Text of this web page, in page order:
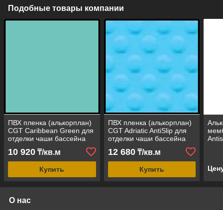
Подобные товары компании
ПВХ пленка (алькорплан)
CGT Caribbean Green для
отделки чаши бассейна
(карибский, ширина
рулона = 1,65 м)
10 920 ₸/кв.м
Купить
ПВХ пленка (алькорплан)
CGT Adriatic AntiSlip для
отделки чаши бассейна
(антислип, ширина рулона
= 1,65 м)
12 680₸/кв.м
Купить
О нас